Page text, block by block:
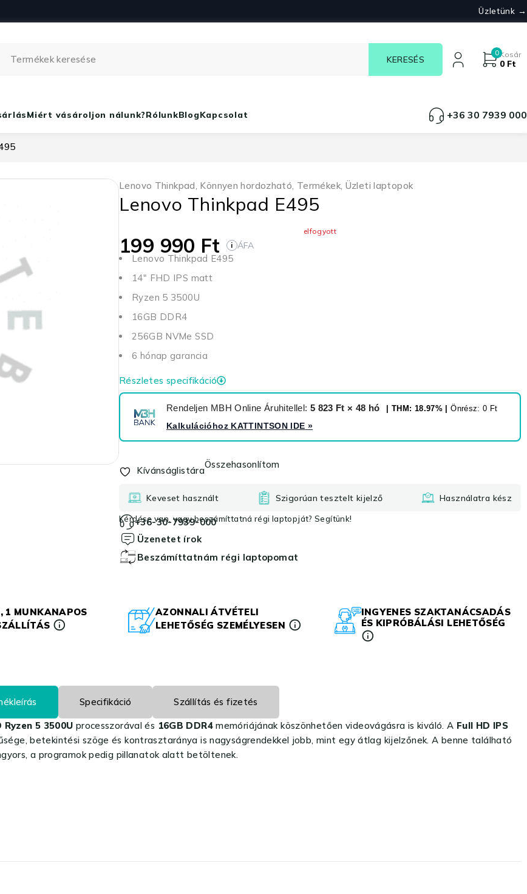
Üzletünk →
0Kosár
0 Ft
Miért vásároljon nálunk?RólunkBlogKapcsolat +36 30 7939 000
Lenovo Thinkpad, Könnyen hordozható, Termékek, Üzleti laptopok
Lenovo Thinkpad E495
elfogyott
199 990 Ft i ÁFA
Lenovo Thinkpad E495
14" FHD IPS matt
Ryzen 5 3500U
16GB DDR4
256GB NVMe SSD
6 hónap garancia
Részletes specifikáció
Rendeljen MBH Online Áruhitellel: 5 823 Ft × 48 hó | THM: 18.97% |Önrész: 0 Ft
Kalkulációhoz KATTINTSON IDE »
Kívánságlistára
Összehasonlítom
Keveset használt Szigorúan tesztelt kijelző Használatra kész
Kérdése van, vagy beszámíttatná régi laptopját? Segítünk!
+36-30-7939-000
Üzenetet írok
Beszámíttatnám régi laptopomat
1 MUNKANAPOS
AZONNALI ÁTVÉTELI
LEHETŐSÉG SZEMÉLYESEN
INGYENES SZAKTANÁCSADÁS
ÉS KIPRÓBÁLÁSI LEHETŐSÉG
Specifikáció Szállítás és fizetés
Ryzen 5 3500U processzorával és 16GB DDR4memóriájának köszönhetően videovágásra is kiváló. A Full HD IPS
betekintési szöge és kontrasztaránya is nagyságrendekkel jobb, mint egy átlag kijelzőnek. A benne található
a programok pedig pillanatok alatt betöltenek.